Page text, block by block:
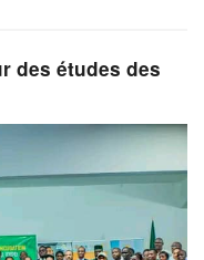
des études des